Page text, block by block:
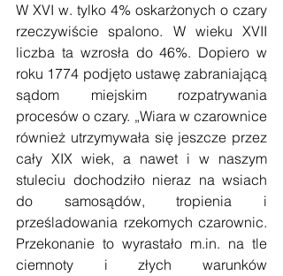
W XVI w. tylko 4% oskarżonych o czary
rzeczywiście spalono. W wieku XVII
liczba ta wzrosła do 46%. Dopiero w
roku 1774 podjęto ustawę zabraniającą
sądom miejskim rozpatrywania
procesów o czary. „Wiara w czarownice
również utrzymywała się jeszcze przez
cały XIX wiek, a nawet i w naszym
stuleciu dochodziło nieraz na wsiach
do samosądów, tropienia i
prześladowania rzekomych czarownic.
Przekonanie to wyrastało m.in. na tle
ciemnoty i złych warunków